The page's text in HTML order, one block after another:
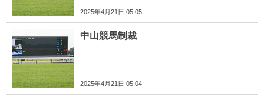
2025年4月21日 05:05
中山競馬制裁
2025年4月21日 05:04